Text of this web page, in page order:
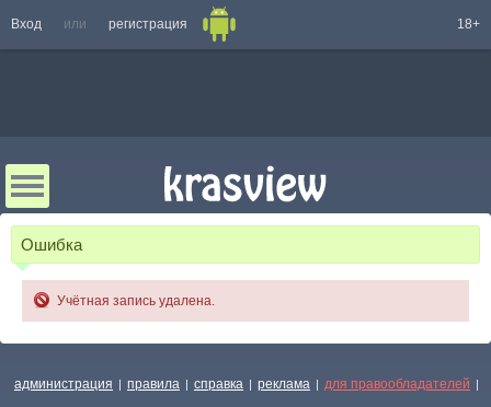
Вход или регистрация 18+
Ошибка
Учётная запись удалена.
администрация | правила | справка | реклама | для правообладателей |